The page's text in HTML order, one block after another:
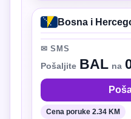
Bosna i
✉ SMS
Pošaljite BAL na
Cena poruke 2.34 KM